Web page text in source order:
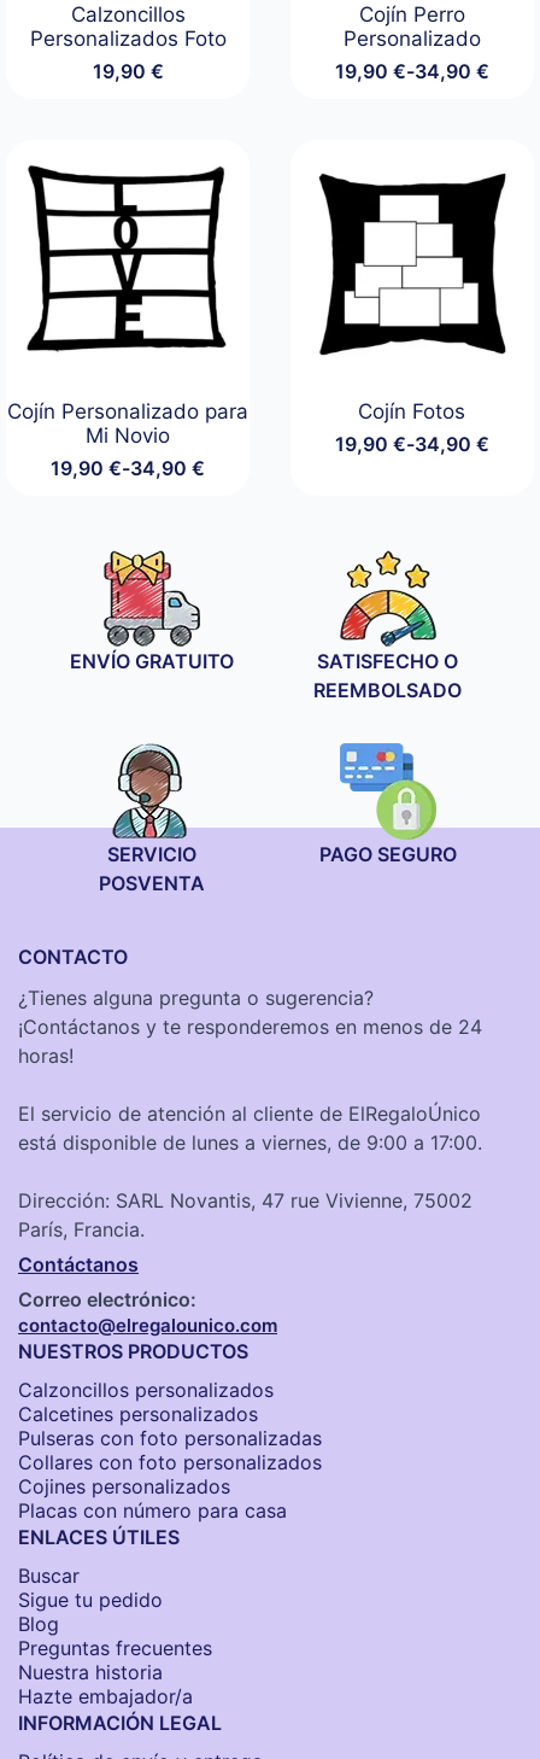
Calzoncillos
Personalizados Foto
19,90 €
Cojín Perro
Personalizado
19,90 €-34,90 €
Rango
19,90 €
hasta
34,90 €
Cojín Personalizado para
Mi Novio
19,90€-34,90€
Rango
desde
19,90 €
hasta
34,90 €
Cojín Fotos
19,90 €-34,90 €
Rango
hasta
34,90 €
ENVÍO GRATUITO
SATISFECHO O
REEMBOLSADO
SERVICIO
POSVENTA
PAGO SEGURO
CONTACTO
¿Tienes alguna pregunta o sugerencia?
¡Contáctanos y te responderemos en menos de 24
horas!
El servicio de atención al cliente de ElRegaloÚnico
está disponible de lunes a viernes, de 9:00 a 17:00.
Dirección: SARL Novantis, 47 rue Vivienne, 75002
París, Francia.
Contáctanos
Correo electrónico:
contacto@elregalounico.com
NUESTROS PRODUCTOS
Calzoncillos personalizados​
Calcetines personalizados
Pulseras con foto personalizadas
Collares con foto personalizados
Cojines personalizados
Placas con número para casa
ENLACES ÚTILES
Buscar
Sigue tu pedido
Blog
Preguntas frecuentes
Nuestra historia
Hazte embajador/a
INFORMACIÓN LEGAL